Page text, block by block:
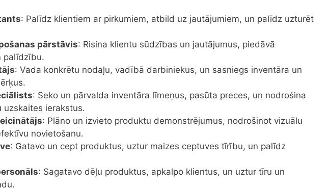
: Palīdz klientiem ar pirkumiem, atbild uz jautājumiem, un palīdz uzturēt
pārstāvis: Risina klientu sūdzības un jautājumus, piedāvā
palīdzību.
: Vada konkrētu nodaļu, vadībā darbiniekus, un sasniegs inventāra un
: Seko un pārvalda inventāra līmeņus, pasūta preces, un nodrošina
uzskaites ierakstus.
: Plāno un izvieto produktu demonstrējumus, nodrošinot vizuālu
novietošanu.
: Gatavo un cept produktus, uztur maizes ceptuves tīrību, un palīdz
: Sagatavo dēļu produktus, apkalpo klientus, un uztur tīru un